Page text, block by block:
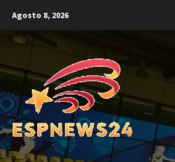
content
Agosto 8, 2026